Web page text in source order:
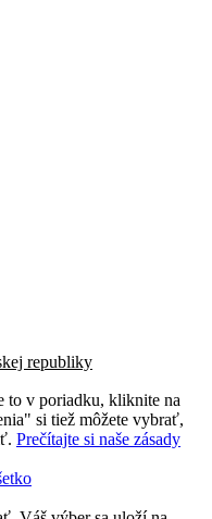
republiky
to v poriadku, kliknite na
si tiež môžete vybrať,
Prečítajte si naše zásady